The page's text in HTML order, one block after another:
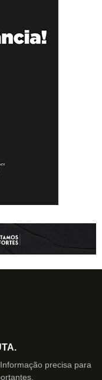
precisa para